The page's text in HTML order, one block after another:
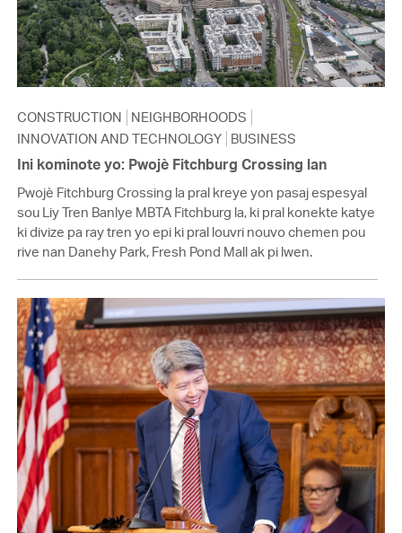
CONSTRUCTION
NEIGHBORHOODS
INNOVATION AND TECHNOLOGY BUSINESS
Ini kominote yo: Pwojè Fitchburg Crossing lan
Pwojè Fitchburg Crossing la pral kreye yon pasaj espesyal
sou Liy Tren Banlye MBTA Fitchburg la, ki pral konekte katye
ki divize pa ray tren yo epi ki pral louvri nouvo chemen pou
rive nan Danehy Park, Fresh Pond Mall ak pi lwen.